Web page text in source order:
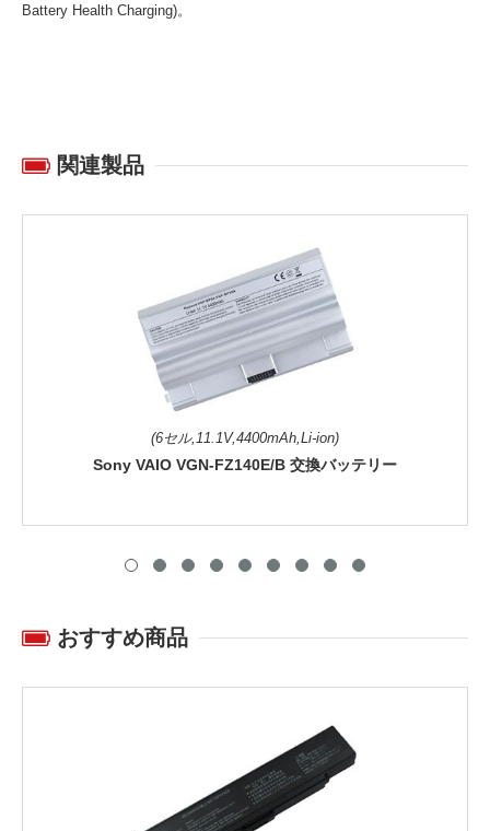
Battery Health Charging)。
関連製品
(6セル,11.1V,4400mAh,Li-ion)
Sony VAIO VGN-FZ140E/B 交換バッテリー
おすすめ商品